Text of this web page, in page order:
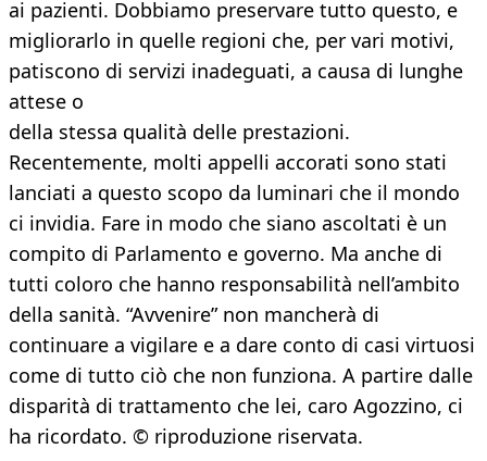
ai pazienti. Dobbiamo preservare tutto questo, e
migliorarlo in quelle regioni che, per vari motivi,
patiscono di servizi inadeguati, a causa di lunghe
attese o
della stessa qualità delle prestazioni.
Recentemente, molti appelli accorati sono stati
lanciati a questo scopo da luminari che il mondo
ci invidia. Fare in modo che siano ascoltati è un
compito di Parlamento e governo. Ma anche di
tutti coloro che hanno responsabilità nell’ambito
della sanità. “Avvenire” non mancherà di
continuare a vigilare e a dare conto di casi virtuosi
come di tutto ciò che non funziona. A partire dalle
disparità di trattamento che lei, caro Agozzino, ci
ha ricordato. © riproduzione riservata.